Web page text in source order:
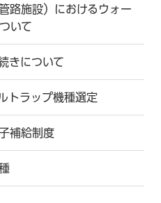
路施設）におけるウォー
いて
きについて
トラップ機種選定
補給制度